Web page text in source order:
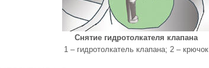
Снятие гидротолкателя клапана
1 – гидротолкатель клапана; 2 – крючок